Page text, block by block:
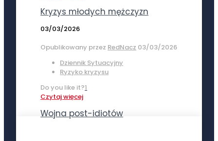
Kryzys młodych mężczyzn
03/03/2026
Opublikowany przez RedNacz 03/03/2026
Dziennik Sytuacyjny
Ryzyko kryzysu
Do you like it?1
Czytaj więcej
Wojna post-idiotów